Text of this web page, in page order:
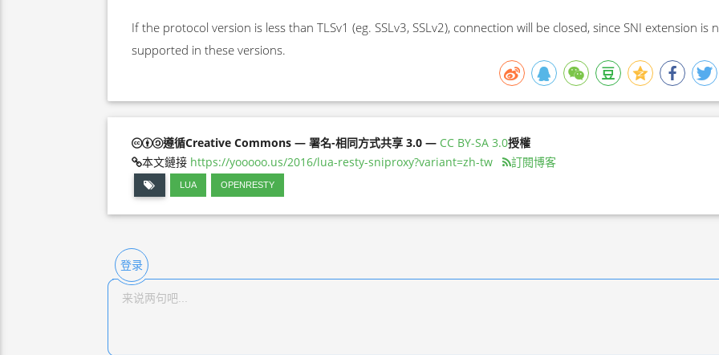
If the protocol version is less than TLSv1 (eg. SSLv3, SSLv2), connection will be closed, since SNI extension is
supported in these versions.
遵循Creative Commons — 署名-相同方式共享 3.0 — CC BY-SA 3.0授權
本文鏈接 https://yooooo.us/2016/lua-resty-sniproxy?variant=zh-tw 訂閱博客
LUA OPENRESTY
登录